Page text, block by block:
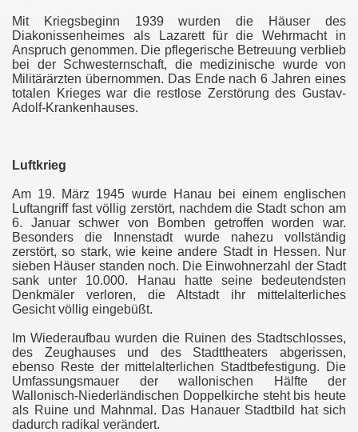
Mit Kriegsbeginn 1939 wurden die Häuser des
Diakonissenheimes als Lazarett für die Wehrmacht in
Anspruch genommen. Die pflegerische Betreuung verblieb
bei der Schwesternschaft, die medizinische wurde von
Militärärzten übernommen. Das Ende nach 6 Jahren eines
totalen Krieges war die restlose Zerstörung des Gustav-
Adolf-Krankenhauses.
Luftkrieg
Am 19. März 1945 wurde Hanau bei einem englischen
Luftangriff fast völlig zerstört, nachdem die Stadt schon am
6. Januar schwer von Bomben getroffen worden war.
Besonders die Innenstadt wurde nahezu vollständig
zerstört, so stark, wie keine andere Stadt in Hessen. Nur
sieben Häuser standen noch. Die Einwohnerzahl der Stadt
sank unter 10.000. Hanau hatte seine bedeutendsten
Denkmäler verloren, die Altstadt ihr mittelalterliches
Gesicht völlig eingebüßt.
Im Wiederaufbau wurden die Ruinen des Stadtschlosses,
des Zeughauses und des Stadttheaters abgerissen,
ebenso Reste der mittelalterlichen Stadtbefestigung. Die
Umfassungsmauer der wallonischen Hälfte der
Wallonisch-Niederländischen Doppelkirche steht bis heute
als Ruine und Mahnmal. Das Hanauer Stadtbild hat sich
dadurch radikal verändert.